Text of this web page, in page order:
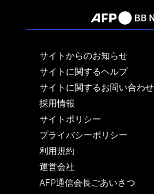
サイトからのお知らせ
サイトに関するヘルプ
サイトに関するお問い合わせ
採用情報
サイトポリシー
プライバシーポリシー
利用規約
運営会社
AFP通信会長ごあいさつ